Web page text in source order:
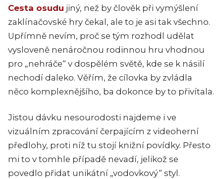
Cesta osudu jiný, než by člověk při vymýšlení
zaklínačovské hry čekal, ale to je asi tak všechno.
Upřímně nevím, proč se tým rozhodl udělat
vysloveně nenáročnou rodinnou hru vhodnou
pro „nehráče“ v dospělém světě, kde se k násilí
nechodí daleko. Věřím, že cílovka by zvládla
něco komplexnějšího, ba dokonce by to přivítala.
Jistou dávku nesourodosti najdeme i ve
vizuálním zpracování čerpajícím z videoherní
předlohy, proti níž tu stojí knižní povídky. Přesto
mi to v tomhle případě nevadí, jelikož se
povedlo přidat unikátní „vodovkový“ styl.